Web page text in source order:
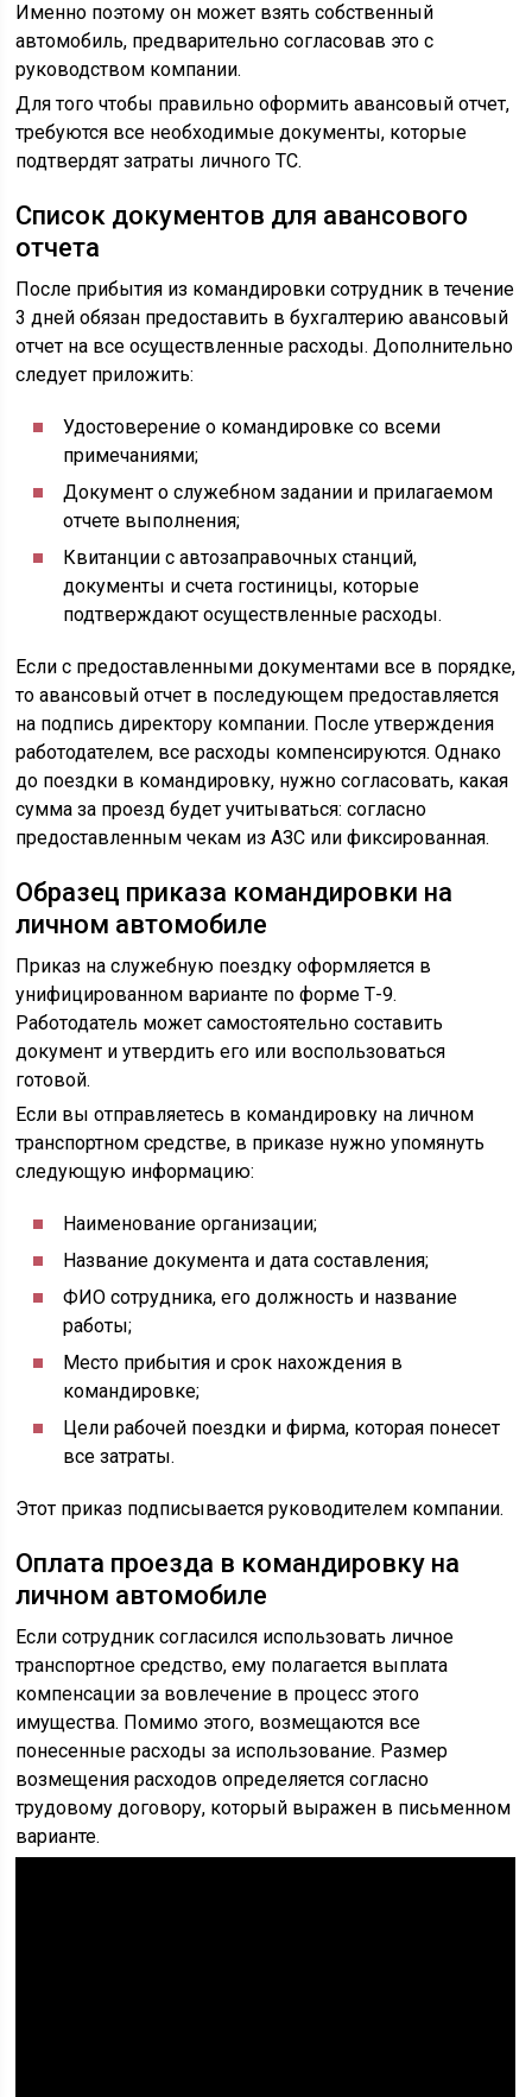
Именно поэтому он может взять собственный
автомобиль, предварительно согласовав это с
руководством компании.
Для того чтобы правильно оформить авансовый отчет,
требуются все необходимые документы, которые
подтвердят затраты личного ТС.
Список документов для авансового
отчета
После прибытия из командировки сотрудник в течение
3 дней обязан предоставить в бухгалтерию авансовый
отчет на все осуществленные расходы. Дополнительно
следует приложить:
Удостоверение о командировке со всеми
примечаниями;
Документ о служебном задании и прилагаемом
отчете выполнения;
Квитанции с автозаправочных станций,
документы и счета гостиницы, которые
подтверждают осуществленные расходы.
Если с предоставленными документами все в порядке,
то авансовый отчет в последующем предоставляется
на подпись директору компании. После утверждения
работодателем, все расходы компенсируются. Однако
до поездки в командировку, нужно согласовать, какая
сумма за проезд будет учитываться: согласно
предоставленным чекам из АЗС или фиксированная.
Образец приказа командировки на
личном автомобиле
Приказ на служебную поездку оформляется в
унифицированном варианте по форме Т-9.
Работодатель может самостоятельно составить
документ и утвердить его или воспользоваться
готовой.
Если вы отправляетесь в командировку на личном
транспортном средстве, в приказе нужно упомянуть
следующую информацию:
Наименование организации;
Название документа и дата составления;
ФИО сотрудника, его должность и название
работы;
Место прибытия и срок нахождения в
командировке;
Цели рабочей поездки и фирма, которая понесет
все затраты.
Этот приказ подписывается руководителем компании.
Оплата проезда в командировку на
личном автомобиле
Если сотрудник согласился использовать личное
транспортное средство, ему полагается выплата
компенсации за вовлечение в процесс этого
имущества. Помимо этого, возмещаются все
понесенные расходы за использование. Размер
возмещения расходов определяется согласно
трудовому договору, который выражен в письменном
варианте.